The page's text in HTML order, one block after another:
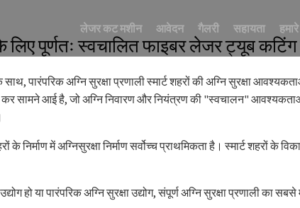
लेजर कट मशीन आवेदन गैलरी सहायता
घर समाचार कोरिया में अग्निशमन पाइपलाइन के लिए पूर्णतः स्वचालित
लिए पूर्णतः स्वचालित फाइबर लेजर ट्यूब
के साथ, पारंपरिक अग्नि सुरक्षा प्रणाली स्मार्ट शहरों की अग्नि सुरक्षा
कर सामने आई है, जो अग्नि निवारण और नियंत्रण की "स्वचालन"
के निर्माण में अग्निसुरक्षा निर्माण सर्वोच्च प्राथमिकता है। स्मार्ट शहरों
हो या पारंपरिक अग्नि सुरक्षा उद्योग, संपूर्ण अग्नि सुरक्षा प्रणाली का